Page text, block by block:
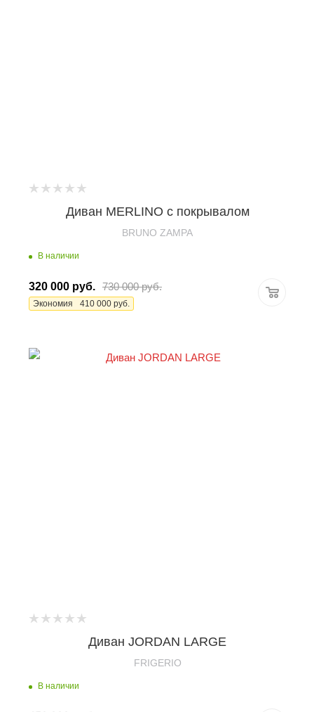
Диван MERLINO с покрывалом
BRUNO ZAMPA
В наличии
320 000 руб. 730 000руб.
Экономия 410 000 руб.
Диван JORDAN LARGE
FRIGERIO
В наличии